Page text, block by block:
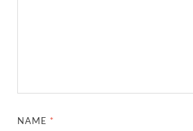
NAME *